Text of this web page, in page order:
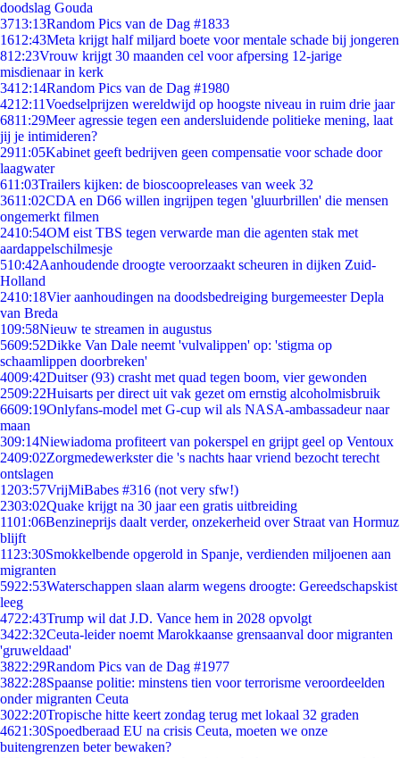
doodslag Gouda
3713:13Random Pics van de Dag #1833
1612:43Meta krijgt half miljard boete voor mentale schade bij jongeren
812:23Vrouw krijgt 30 maanden cel voor afpersing 12-jarige
misdienaar in kerk
3412:14Random Pics van de Dag #1980
4212:11Voedselprijzen wereldwijd op hoogste niveau in ruim drie jaar
6811:29Meer agressie tegen een andersluidende politieke mening, laat
jij je intimideren?
2911:05Kabinet geeft bedrijven geen compensatie voor schade door
laagwater
611:03Trailers kijken: de bioscoopreleases van week 32
3611:02CDA en D66 willen ingrijpen tegen 'gluurbrillen' die mensen
ongemerkt filmen
2410:54OM eist TBS tegen verwarde man die agenten stak met
aardappelschilmesje
510:42Aanhoudende droogte veroorzaakt scheuren in dijken Zuid-
Holland
2410:18Vier aanhoudingen na doodsbedreiging burgemeester Depla
van Breda
109:58Nieuw te streamen in augustus
5609:52Dikke Van Dale neemt 'vulvalippen' op: 'stigma op
schaamlippen doorbreken'
4009:42Duitser (93) crasht met quad tegen boom, vier gewonden
2509:22Huisarts per direct uit vak gezet om ernstig alcoholmisbruik
6609:19Onlyfans-model met G-cup wil als NASA-ambassadeur naar
maan
309:14Niewiadoma profiteert van pokerspel en grijpt geel op Ventoux
2409:02Zorgmedewerkster die 's nachts haar vriend bezocht terecht
ontslagen
1203:57VrijMiBabes #316 (not very sfw!)
2303:02Quake krijgt na 30 jaar een gratis uitbreiding
1101:06Benzineprijs daalt verder, onzekerheid over Straat van Hormuz
blijft
11 23:30Smokkelbende opgerold in Spanje, verdienden miljoenen aan
migranten
5922:53Waterschappen slaan alarm wegens droogte: Gereedschapskist
leeg
4722:43Trump wil dat J.D. Vance hem in 2028 opvolgt
3422:32Ceuta-leider noemt Marokkaanse grensaanval door migranten
'gruweldaad'
3822:29Random Pics van de Dag #1977
3822:28Spaanse politie: minstens tien voor terrorisme veroordeelden
onder migranten Ceuta
3022:20Tropische hitte keert zondag terug met lokaal 32 graden
4621:30Spoedberaad EU na crisis Ceuta, moeten we onze
buitengrenzen beter bewaken?